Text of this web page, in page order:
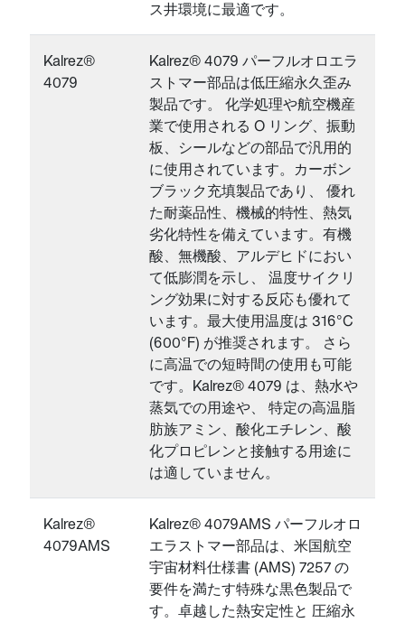
ス井環境に最適です。
Kalrez®
4079
Kalrez® 4079 パーフルオロエラ
ストマー部品は低圧縮永久歪み
製品です。 化学処理や航空機産
業で使用される O リング、振動
板、シールなどの部品で汎用的
に使用されています。カーボン
ブラック充填製品であり、 優れ
た耐薬品性、機械的特性、熱気
劣化特性を備えています。有機
酸、無機酸、アルデヒドにおい
て低膨潤を示し、 温度サイクリ
ング効果に対する反応も優れて
います。最大使用温度は 316°C
(600°F) が推奨されます。 さら
に高温での短時間の使用も可能
です。Kalrez® 4079 は、熱水や
蒸気での用途や、 特定の高温脂
肪族アミン、酸化エチレン、酸
化プロピレンと接触する用途に
は適していません。
Kalrez®
4079AMS
Kalrez® 4079AMS パーフルオロ
エラストマー部品は、米国航空
宇宙材料仕様書 (AMS) 7257 の
要件を満たす特殊な黒色製品で
す。卓越した熱安定性と 圧縮永